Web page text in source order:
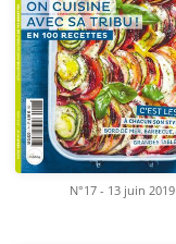
N°17 - 13 juin 2019